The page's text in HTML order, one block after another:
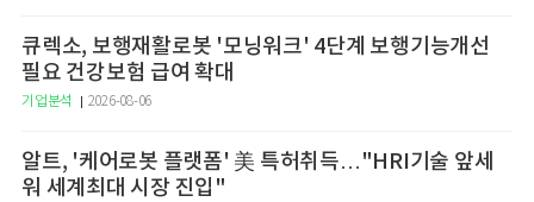
큐렉소, 보행재활로봇 '모닝워크' 4단계 보행기능개선
필요 건강보험 급여 확대
기업분석 2026-08-06
알트, '케어로봇 플랫폼' 美 특허취득…"HRI기술 앞세
워 세계최대 시장 진입"